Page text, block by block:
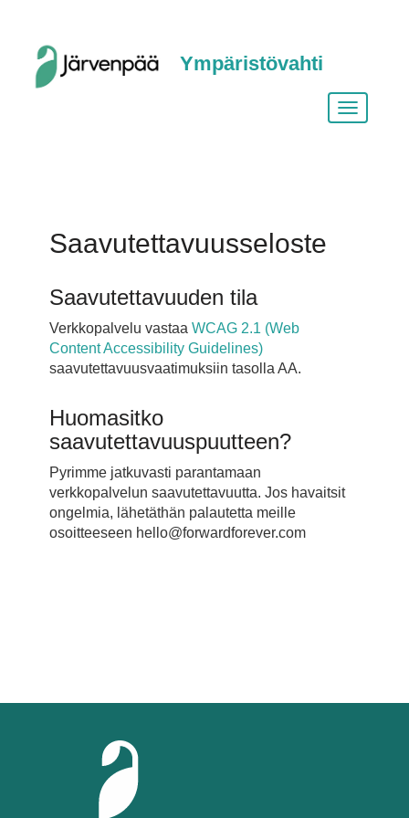
Ympäristövahti
Vaihda
Saavutettavuusseloste
Saavutettavuuden tila
​Verkkopalvelu vastaa WCAG 2.1 (Web
Content Accessibility Guidelines)
saavutettavuusvaatimuksiin tasolla AA.
Huomasitko
saavutettavuuspuutteen?
Pyrimme jatkuvasti parantamaan
verkkopalvelun saavutettavuutta. Jos havaitsit
ongelmia, lähetäthän palautetta meille
osoitteeseen hello@forwardforever.com